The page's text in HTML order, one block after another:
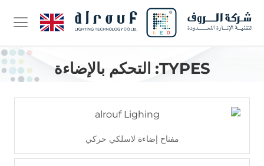
TYPES: التحكم بالإضاءة
مفتاح إضاءة لاسلكي حركي